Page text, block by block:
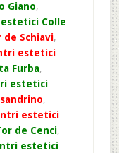
Giano,
Colle
Schiavi,
estetici
Furba,
estetici
,
estetici
de Cenci,
estetici